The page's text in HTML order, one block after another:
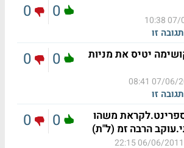
07/
זו
0
0
יטיס את מניות
07/06/2011
זו
0
0
משהו
הרבה זמ (ל"ת)
06/06/2011 22:15
0
0